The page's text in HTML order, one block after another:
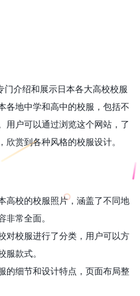
门介绍和展示日本各大高校校服
各地中学和高中的校服，包括不
用户可以通过浏览这个网站，了
赏到各种风格的校服设计。
高校的校服照片，涵盖了不同地
常全面。
对校服进行了分类，用户可以方
款式。
的细节和设计特点，页面布局整